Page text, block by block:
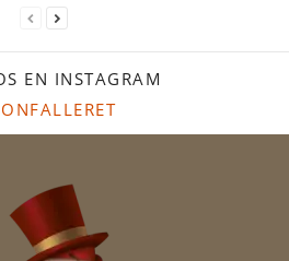
EN INSTAGRAM